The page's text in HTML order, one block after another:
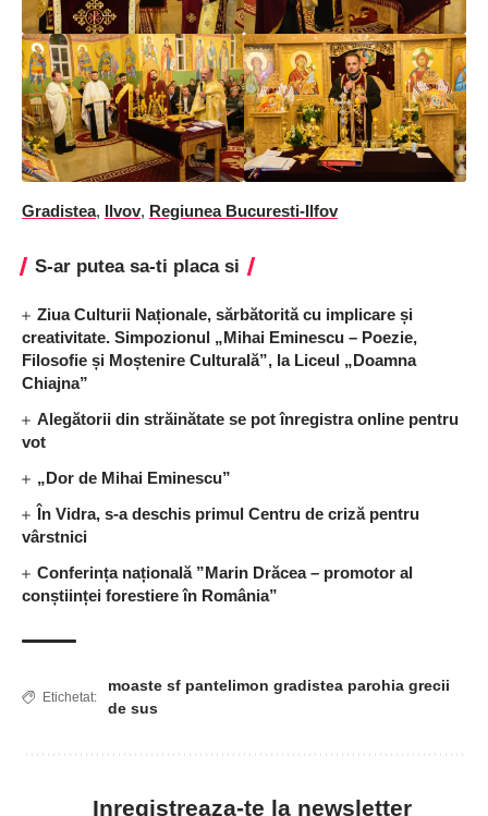
Gradistea, Ilvov, Regiunea Bucuresti-Ilfov
S-ar putea sa-ti placa si
Ziua Culturii Naționale, sărbătorită cu implicare și
creativitate. Simpozionul „Mihai Eminescu – Poezie,
Filosofie și Moștenire Culturală”, la Liceul „Doamna
Chiajna”
Alegătorii din străinătate se pot înregistra online pentru
vot
„Dor de Mihai Eminescu”
În Vidra, s-a deschis primul Centru de criză pentru
vârstnici
Conferința națională ”Marin Drăcea – promotor al
conștiinței forestiere în România”
Etichetat:
moaste sf pantelimon gradistea parohia grecii
de sus
Inregistreaza-te la newsletter